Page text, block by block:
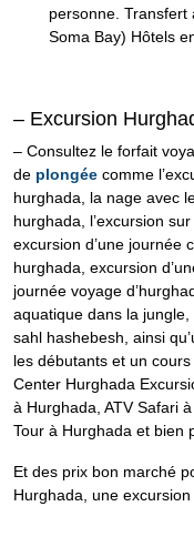
personne. Transfert
Soma Bay) Hôtels
– Excursion
– Consultez le forfait
de plongée comme
hurghada, la nage avec
hurghada, l’excursion
excursion d’une journée
hurghada, excursion
journée voyage
aquatique dans la
sahl hashebesh, ainsi
les débutants et un
Center Hurghada
à Hurghada, ATV Safari à
Tour à Hurghada et bien
Et des prix bon marché
Hurghada, une